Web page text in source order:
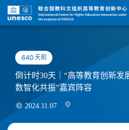
640天前
倒计时30天｜“高等教育创新
数智化共振”嘉宾阵容
2024.11.07